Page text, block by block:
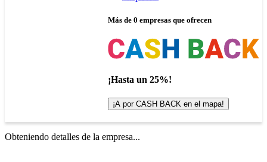
Más de 0 empresas que ofrecen
¡Hasta un 25%!
¡A por CASH BACK en el mapa!
Obteniendo detalles de la empresa...